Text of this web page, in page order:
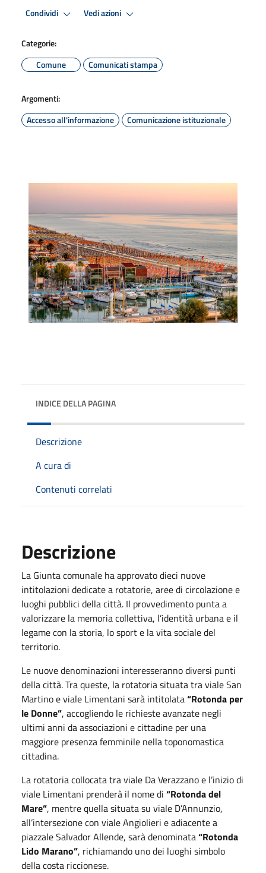
Condividi Vedi azioni
Categorie:
Comune
Comunicati stampa
Argomenti:
Accesso all'informazione
Comunicazione istituzionale
INDICE DELLA PAGINA
Descrizione
A cura di
Contenuti correlati
Descrizione
La Giunta comunale ha approvato dieci nuove
intitolazioni dedicate a rotatorie, aree di circolazione e
luoghi pubblici della città. Il provvedimento punta a
valorizzare la memoria collettiva, l’identità urbana e il
legame con la storia, lo sport e la vita sociale del
territorio.
Le nuove denominazioni interesseranno diversi punti
della città. Tra queste, la rotatoria situata tra viale San
Martino e viale Limentani sarà intitolata“Rotonda per
le Donne”, accogliendo le richieste avanzate negli
ultimi anni da associazioni e cittadine per una
maggiore presenza femminile nella toponomastica
cittadina.
La rotatoria collocata tra viale Da Verazzano e l’inizio di
viale Limentani prenderà il nome di “Rotonda del
Mare”, mentre quella situata su viale D’Annunzio,
all’intersezione con viale Angiolieri e adiacente a
piazzale Salvador Allende, sarà denominata“Rotonda
Lido Marano”, richiamando uno dei luoghi simbolo
della costa riccionese.